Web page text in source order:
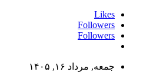
Likes
Followers
Followers
جمعه, مرداد ۱۶, ۱۴۰۵